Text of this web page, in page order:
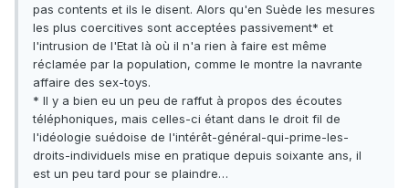
pas contents et ils le disent. Alors qu'en Suède les mesures
les plus coercitives sont acceptées passivement* et
l'intrusion de l'Etat là où il n'a rien à faire est même
réclamée par la population, comme le montre la navrante
affaire des sex-toys.
* Il y a bien eu un peu de raffut à propos des écoutes
téléphoniques, mais celles-ci étant dans le droit fil de
l'idéologie suédoise de l'intérêt-général-qui-prime-les-
droits-individuels mise en pratique depuis soixante ans, il
est un peu tard pour se plaindre…